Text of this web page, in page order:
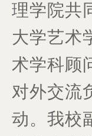
理学院共
大学艺术
术学科顾
对外交流
动。我校